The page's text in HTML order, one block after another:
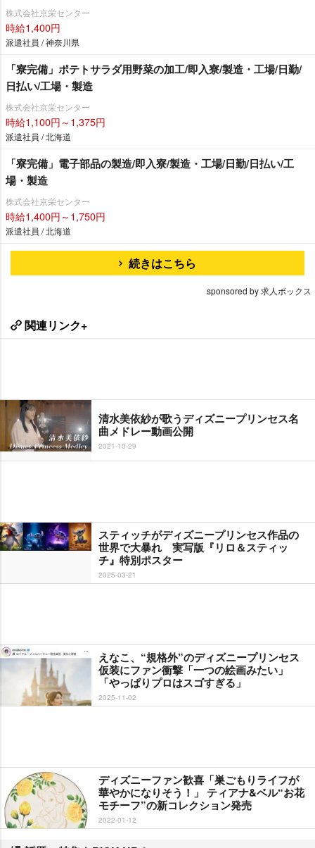
株式会社京栄センター
時給1,400円
派遣社員 / 神奈川県
「寮完備」ポテトサラダ用野菜の加工/即入寮/製造・工場/日勤/
日払い/工場・製造
株式会社京栄センター
時給1,100円～1,375円
派遣社員 / 北海道
「寮完備」電子部品の製造/即入寮/製造・工場/日勤/日払い/工
場・製造
株式会社京栄センター
時給1,400円～1,750円
派遣社員 / 北海道
続きはこちら
sponsored by 求人ボックス
関連リンク+
清水美依紗が歌うディズニープリンセス名
曲メドレー動画公開
2021-10-29
スティッチがディズニープリンセス作品の
世界で大暴れ 実写版『リロ＆スティッ
チ』特別ポスター
2025-03-21
えなこ、“規格外”のディズニープリンセス
仮装にファン衝撃「一つの絵画みたい」
「やっぱりプロはスゴすぎる」
2025-11-02
ディズニーファン歓喜「巣ごもりライフが
華やかになりそう！」 ティアナ&ベル“お花
モチーフ”の新コレクション発売
2022-01-12